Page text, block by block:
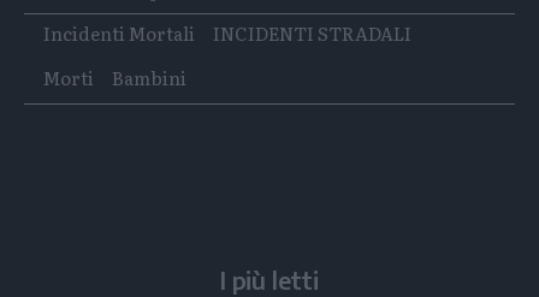
questo
articolo
su
Whatsapp
questo
articolo
su
Telegram
Tags
Incidenti Mortali
INCIDENTI STRADALI
Morti
Bambini
I più letti